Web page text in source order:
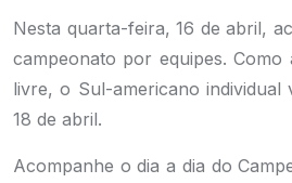
Nesta quarta-feira, 16 de abril,
campeonato por equipes. Como
livre, o Sul-americano individual
18 de abril.
Acompanhe o dia a dia do